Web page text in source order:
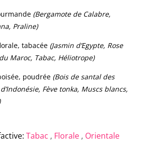
(Bergamote de Calabre,
Praline)
tabacée (Jasmin d’Egypte, Rose
Maroc, Tabac, Héliotrope)
poudrée (Bois de santal des
Fève tonka, Muscs blancs,
: Tabac , Florale , Orientale